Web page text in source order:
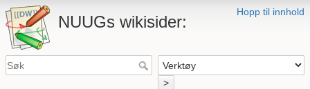
Hopp til innhold
NUUGs wikisider:
>